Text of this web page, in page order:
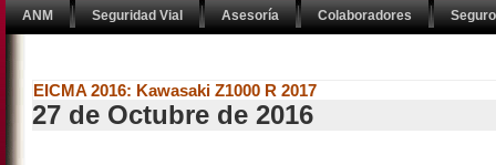
ANM Seguridad Vial Asesoría Colaboradores
EICMA 2016: Kawasaki Z1000 R 2017
27 de Octubre de 2016